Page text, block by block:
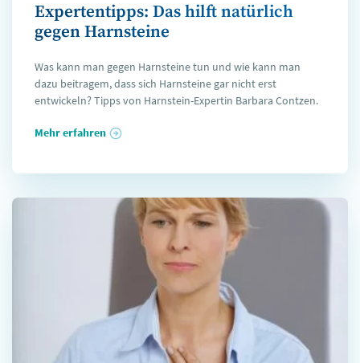
Expertentipps: Das hilft natürlich
gegen Harnsteine
Was kann man gegen Harnsteine tun und wie kann man
dazu beitragem, dass sich Harnsteine gar nicht erst
entwickeln? Tipps von Harnstein-Expertin Barbara Contzen.
Mehr erfahren